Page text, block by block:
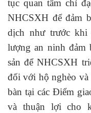
tục quan tâm chỉ
NHCSXH để đảm
dịch như trước
lượng an ninh đảm
sản để NHCSXH
đối với hộ nghèo và
bàn tại các Điểm
và thuận lợi cho